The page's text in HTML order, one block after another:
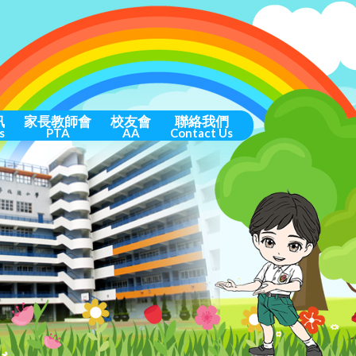
家長教師會
PTA
校友會
AA
聯絡我們
Contact Us